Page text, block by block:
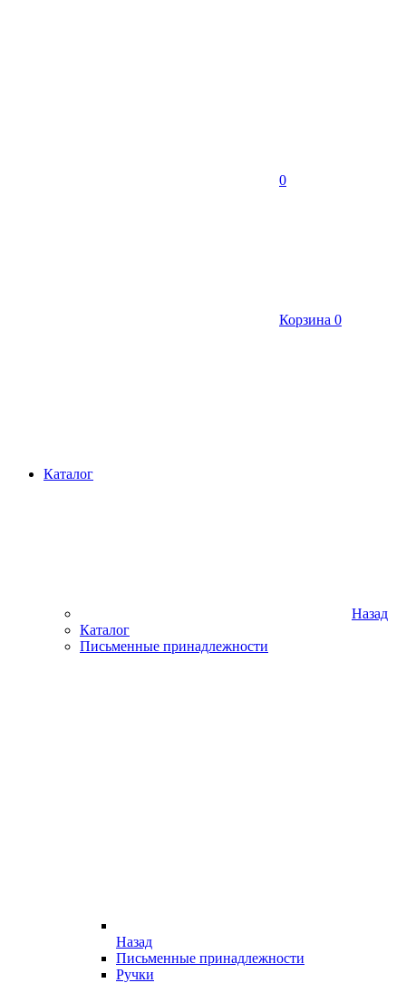
0
Корзина 0
Каталог
Назад
Каталог
Письменные принадлежности
Назад
Письменные принадлежности
Ручки